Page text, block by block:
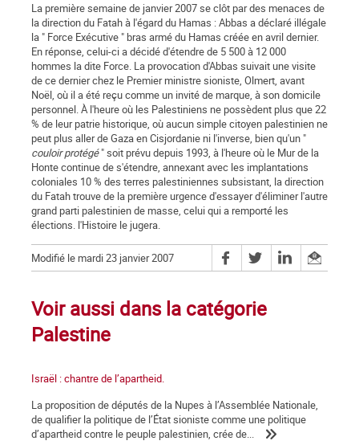
La première semaine de janvier 2007 se clôt par des menaces de
la direction du Fatah à l'égard du Hamas : Abbas a déclaré illégale
la " Force Exécutive " bras armé du Hamas créée en avril dernier.
En réponse, celui-ci a décidé d'étendre de 5 500 à 12 000
hommes la dite Force. La provocation d'Abbas suivait une visite
de ce dernier chez le Premier ministre sioniste, Olmert, avant
Noël, où il a été reçu comme un invité de marque, à son domicile
personnel. À l'heure où les Palestiniens ne possèdent plus que 22
% de leur patrie historique, où aucun simple citoyen palestinien ne
peut plus aller de Gaza en Cisjordanie ni l'inverse, bien qu'un "
couloir protégé" soit prévu depuis 1993, à l'heure où le Mur de la
Honte continue de s'étendre, annexant avec les implantations
coloniales 10 % des terres palestiniennes subsistant, la direction
du Fatah trouve de la première urgence d'essayer d'éliminer l'autre
grand parti palestinien de masse, celui qui a remporté les
élections. l'Histoire le jugera.
Modifié le mardi 23 janvier 2007
Voir aussi dans la catégorie
Palestine
Israël : chantre de l’apartheid.
La proposition de députés de la Nupes à l’Assemblée Nationale,
de qualifier la politique de l’État sioniste comme une politique
d’apartheid contre le peuple palestinien, crée de...